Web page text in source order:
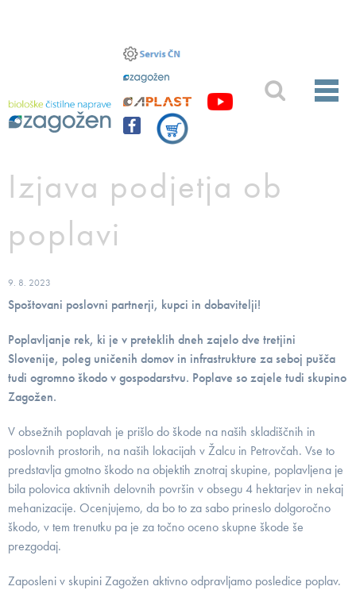
Izjava podjetja ob
poplavi
9. 8. 2023
Spoštovani poslovni partnerji, kupci in dobavitelji!
Poplavljanje rek, ki je v preteklih dneh zajelo dve tretjini
Slovenije, poleg uničenih domov in infrastrukture za seboj pušča
tudi ogromno škodo v gospodarstvu. Poplave so zajele tudi skupino
Zagožen.
V obsežnih poplavah je prišlo do škode na naših skladiščnih in
poslovnih prostorih, na naših lokacijah v Žalcu in Petrovčah. Vse to
predstavlja gmotno škodo na objektih znotraj skupine, poplavljena je
bila polovica aktivnih delovnih površin v obsegu 4 hektarjev in nekaj
mehanizacije. Ocenjujemo, da bo to za sabo prineslo dolgoročno
škodo, v tem trenutku pa je za točno oceno skupne škode še
prezgodaj.
Zaposleni v skupini Zagožen aktivno odpravljamo posledice poplav.